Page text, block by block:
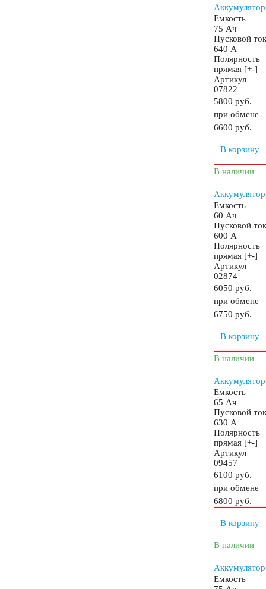
Скутеры
Садовые трактора, райдеры
Мотобуксировщики
5 А/ч 7 А/ч
17 А/ч
Li-Ion
Аккумуляторы для лодок, катеров, яхт
Аккумуляторы для катеров, яхт и лодок
Аккумуляторы для лодочных электромоторов
Аккумуляторы для
Емкость
75 Ач
Пусковой ток
640 А
Полярность
прямая [+-]
Артикул
07822
5800 руб.
при обмене
6600 руб.
В корзину
В наличии
Емкость
60 Ач
Пусковой ток
600 А
Полярность
прямая [+-]
Артикул
02874
6050 руб.
при обмене
6750 руб.
В корзину
В наличии
Емкость
65 Ач
Пусковой ток
630 А
Полярность
прямая [+-]
Артикул
09457
6100 руб.
при обмене
6800 руб.
В корзину
В наличии
Емкость